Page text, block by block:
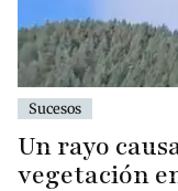
Sucesos
Un rayo
vegetación